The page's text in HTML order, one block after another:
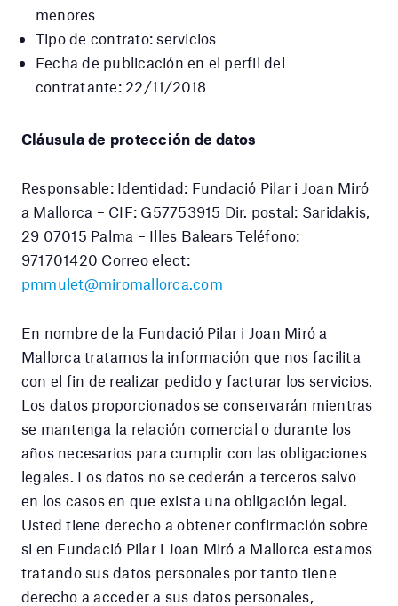
menores
Tipo de contrato: servicios
Fecha de publicación en el perfil del
contratante: 22/11/2018
Cláusula de protección de datos
Responsable: Identidad: Fundació Pilar i Joan Miró
a Mallorca – CIF: G57753915 Dir. postal: Saridakis,
29 07015 Palma – Illes Balears Teléfono:
971701420 Correo elect:
pmmulet@miromallorca.com
En nombre de la Fundació Pilar i Joan Miró a
Mallorca tratamos la información que nos facilita
con el fin de realizar pedido y facturar los servicios.
Los datos proporcionados se conservarán mientras
se mantenga la relación comercial o durante los
años necesarios para cumplir con las obligaciones
legales. Los datos no se cederán a terceros salvo
en los casos en que exista una obligación legal.
Usted tiene derecho a obtener confirmación sobre
si en Fundació Pilar i Joan Miró a Mallorca estamos
tratando sus datos personales por tanto tiene
derecho a acceder a sus datos personales,